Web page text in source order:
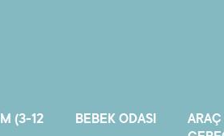
(3-12
BEBEK ODASI
ARAÇ